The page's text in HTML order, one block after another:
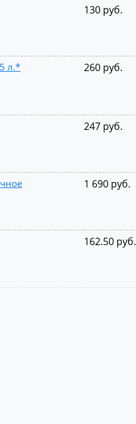
130 руб.
л.* 260 руб.
247 руб.
1 690 руб.
162.50 руб.